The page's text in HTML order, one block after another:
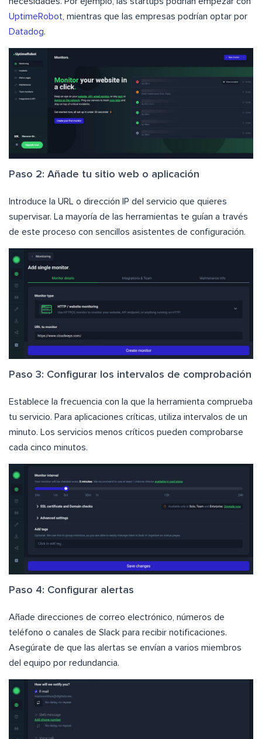
UptimeRobot , mientras que las empresas podrían optar por
Datadog.
Paso 2: Añade tu sitio web o aplicación
Introduce la URL o dirección IP del servicio que quieres
supervisar. La mayoría de las herramientas te guían a través
de este proceso con sencillos asistentes de configuración.
Paso 3: Configurar los intervalos de comprobación
Establece la frecuencia con la que la herramienta comprueba
tu servicio. Para aplicaciones críticas, utiliza intervalos de un
minuto. Los servicios menos críticos pueden comprobarse
cada cinco minutos.
Paso 4: Configurar alertas
Añade direcciones de correo electrónico, números de
teléfono o canales de Slack para recibir notificaciones.
Asegúrate de que las alertas se envían a varios miembros
del equipo por redundancia.